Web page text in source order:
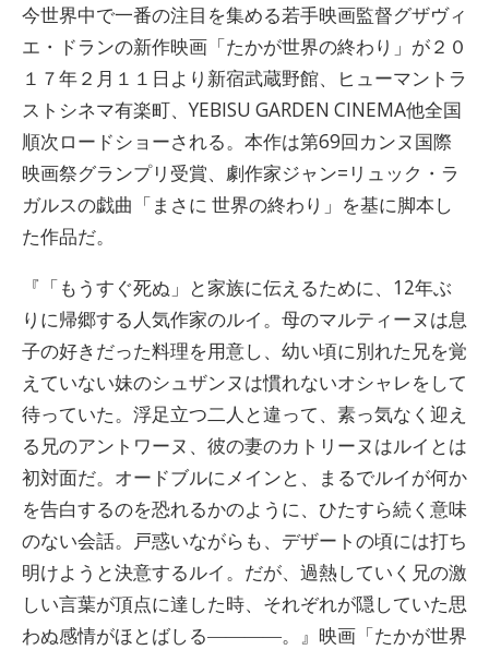
今世界中で一番の注目を集める若手映画監督グザヴィ
エ・ドランの新作映画「たかが世界の終わり」が２０
１７年２月１１日より新宿武蔵野館、ヒューマントラ
ストシネマ有楽町、YEBISU GARDEN CINEMA他全国
順次ロードショーされる。本作は第69回カンヌ国際
映画祭グランプリ受賞、劇作家ジャン=リュック・ラ
ガルスの戯曲「まさに 世界の終わり」を基に脚本し
た作品だ。
『「もうすぐ死ぬ」と家族に伝えるために、12年ぶ
りに帰郷する人気作家のルイ。母のマルティーヌは息
子の好きだった料理を用意し、幼い頃に別れた兄を覚
えていない妹のシュザンヌは慣れないオシャレをして
待っていた。浮足立つ二人と違って、素っ気なく迎え
る兄のアントワーヌ、彼の妻のカトリーヌはルイとは
初対面だ。オードブルにメインと、まるでルイが何か
を告白するのを恐れるかのように、ひたすら続く意味
のない会話。戸惑いながらも、デザートの頃には打ち
明けようと決意するルイ。だが、過熱していく兄の激
しい言葉が頂点に達した時、それぞれが隠していた思
わぬ感情がほとばしる――――。』映画「たかが世界